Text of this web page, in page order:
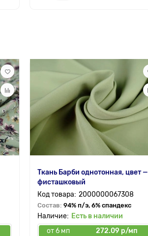
Ткань Барби однотонная, цвет —
фисташковый
2000000067308
Состав: 94% п/э, 6% спандекс
Есть в наличии
от 6 мп
272.09 р/мп